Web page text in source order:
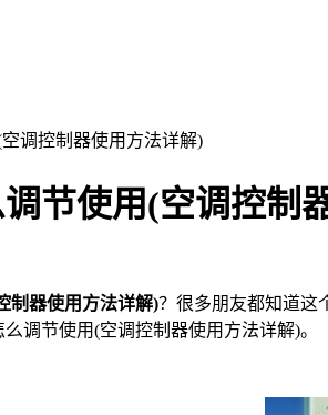
调控制器使用方法详解)
节使用(空调控制
制器使用方法详解)？很多朋友都知道这
调节使用(空调控制器使用方法详解)。